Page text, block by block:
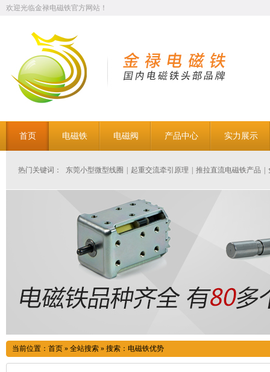
欢迎光临金禄电磁铁官方网站！
首页 电磁铁 电磁阀 产品中心 实力展示
热门关键词： 东莞小型微型线圈 起重交流牵引原理 推拉直流电磁铁产品
当前位置： 首页 » 全站搜索 » 搜索：电磁铁优势